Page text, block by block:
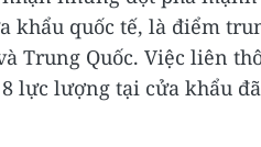
khẩu quốc tế, là điểm
Trung Quốc. Việc liên
lực lượng tại cửa khẩu